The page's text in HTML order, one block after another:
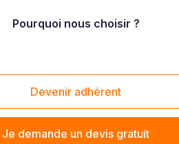
Pourquoi nous choisir ?
Devenir adhérent
Je demande un devis gratuit